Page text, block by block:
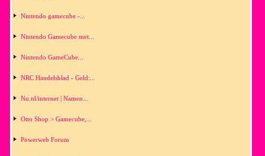
Nintendo gamecube -...
Nintendo Gamecube met...
Nintendo GameCube...
NRC Handelsblad - Geld:...
Nu.nl/internet | Namen...
Otto Shop > Gamecube,...
Powerweb Forum